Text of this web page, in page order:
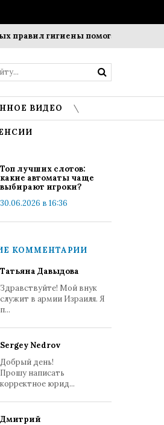
гигиены помогает
ВИДЕО
Топ лучших слотов:
какие автоматы чаще
выбирают игроки?
30.06.2026 в 16:36
КОММЕНТАРИИ
Татьяна Давыдова
Здравствуйте! Мой внук
служит в армии Израиля. Я
п...
Sergey Nedrov
Добрый день!
Прошу написать
корректное юрид...
Дмитрий